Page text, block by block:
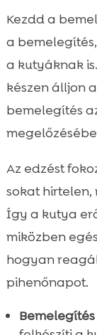
Kezdd a
a
a kutyáknak
készen álljon
bemelegítés
Az edzést
sokat hirtelen,
Így a kutya
miközben
hogyan
pihenőnapot.